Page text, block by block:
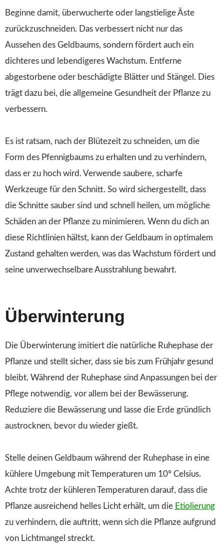
Beginne damit, überwucherte oder langstielige Äste
zurückzuschneiden. Das verbessert nicht nur das
Aussehen des Geldbaums, sondern fördert auch ein
dichteres und lebendigeres Wachstum. Entferne
abgestorbene oder beschädigte Blätter und Stängel. Dies
trägt dazu bei, die allgemeine Gesundheit der Pflanze zu
verbessern.
Es ist ratsam, nach der Blütezeit zu schneiden, um die
Form des Pfennigbaums zu erhalten und zu verhindern,
dass er zu hoch wird. Verwende saubere, scharfe
Werkzeuge für den Schnitt. So wird sichergestellt, dass
die Schnitte sauber sind und schnell heilen, um mögliche
Schäden an der Pflanze zu minimieren. Wenn du dich an
diese Richtlinien hältst, kann der Geldbaum in optimalem
Zustand gehalten werden, was das Wachstum fördert und
seine unverwechselbare Ausstrahlung bewahrt.
Überwinterung
Die Überwinterung imitiert die natürliche Ruhephase der
Pflanze und stellt sicher, dass sie bis zum Frühjahr gesund
bleibt. Während der Ruhephase sind Anpassungen bei der
Pflege notwendig, vor allem bei der Bewässerung.
Reduziere die Bewässerung und lasse die Erde gründlich
austrocknen, bevor du wieder gießt.
Stelle deinen Geldbaum während der Ruhephase in eine
kühlere Umgebung mit Temperaturen um 10° Celsius.
Achte trotz der kühleren Temperaturen darauf, dass die
Pflanze ausreichend helles Licht erhält, um die Etiolierung
zu verhindern, die auftritt, wenn sich die Pflanze aufgrund
von Lichtmangel streckt.